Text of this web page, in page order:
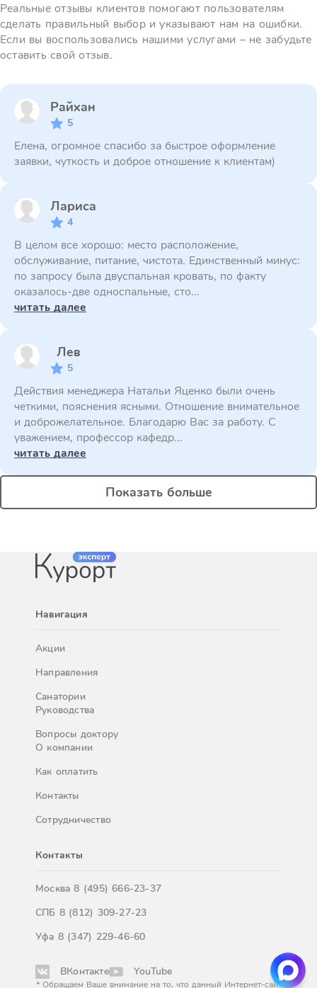
Реальные отзывы клиентов помогают пользователям
сделать правильный выбор и указывают нам на ошибки.
Если вы воспользовались нашими услугами – не забудьте
оставить свой отзыв.
Райхан
5
Елена, огромное спасибо за быстрое оформление
заявки, чуткость и доброе отношение к клиентам)
Лариса
4
В целом все хорошо: место расположение,
обслуживание, питание, чистота. Единственный минус:
по запросу была двуспальная кровать, по факту
оказалось-две односпальные, сто...
читать далее
Лев
5
Действия менеджера Натальи Яценко были очень
четкими, пояснения ясными. Отношение внимательное
и доброжелательное. Благодарю Вас за работу. С
уважением, профессор кафедр...
читать далее
Показать больше
Навигация
Акции
Направления
Санатории
Руководства
Вопросы доктору
О компании
Как оплатить
Контакты
Сотрудничество
Контакты
Москва8 (495) 666-23-37
СПБ 8 (812) 309-27-23
Уфа 8 (347) 229-46-60
ВКонтакте YouTube
* Обращаем Ваше внимание на то, что данный Интернет-сайт